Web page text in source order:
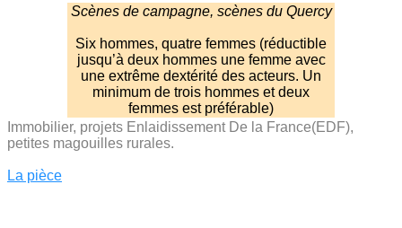
Scènes de campagne, scènes du Quercy
Six hommes, quatre femmes (réductible
jusqu’à deux hommes une femme avec
une extrême dextérité des acteurs. Un
minimum de trois hommes et deux
femmes est préférable)
Immobilier, projets Enlaidissement De la France(EDF),
petites magouilles rurales.
La pièce